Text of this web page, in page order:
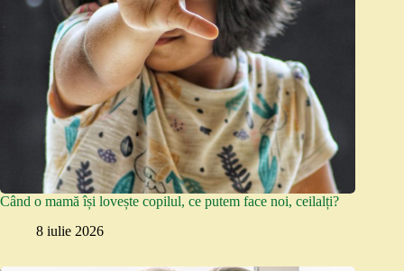
Când o mamă își lovește copilul, ce putem face noi, ceilalți?
8 iulie 2026